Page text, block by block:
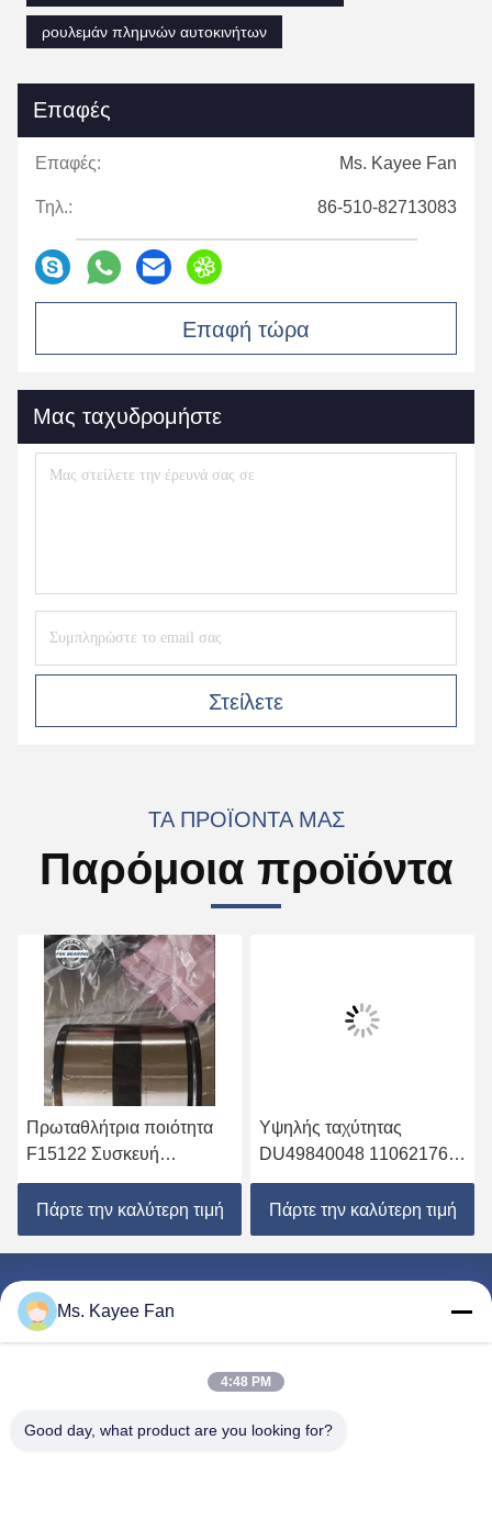
ρουλεμάν πλημνών αυτοκινήτων
Επαφές
Επαφές: Ms. Kayee Fan
Τηλ.: 86-510-82713083
Επαφή τώρα
Μας ταχυδρομήστε
Στείλετε
ΤΑ ΠΡΟΪΌΝΤΑ ΜΑΣ
Παρόμοια προϊόντα
Πρωταθλήτρια ποιότητα
F15122 Συσκευή
ελαστικών τροχών
90*160*125mm
Πάρτε την καλύτερη τιμή
Υψηλής ταχύτητας
DU49840048 11062176
13475-27080 Λεκάνια
τροχού 49X84X48mm
Υψηλής ποιότητας χάλυβα
Πάρτε την καλύτερη τιμή
WUXI FSK TRANSMISSION BEARING CO.,
LTD
Ms. Kayee Fan
4:48 PM
Good day, what product are you looking for?